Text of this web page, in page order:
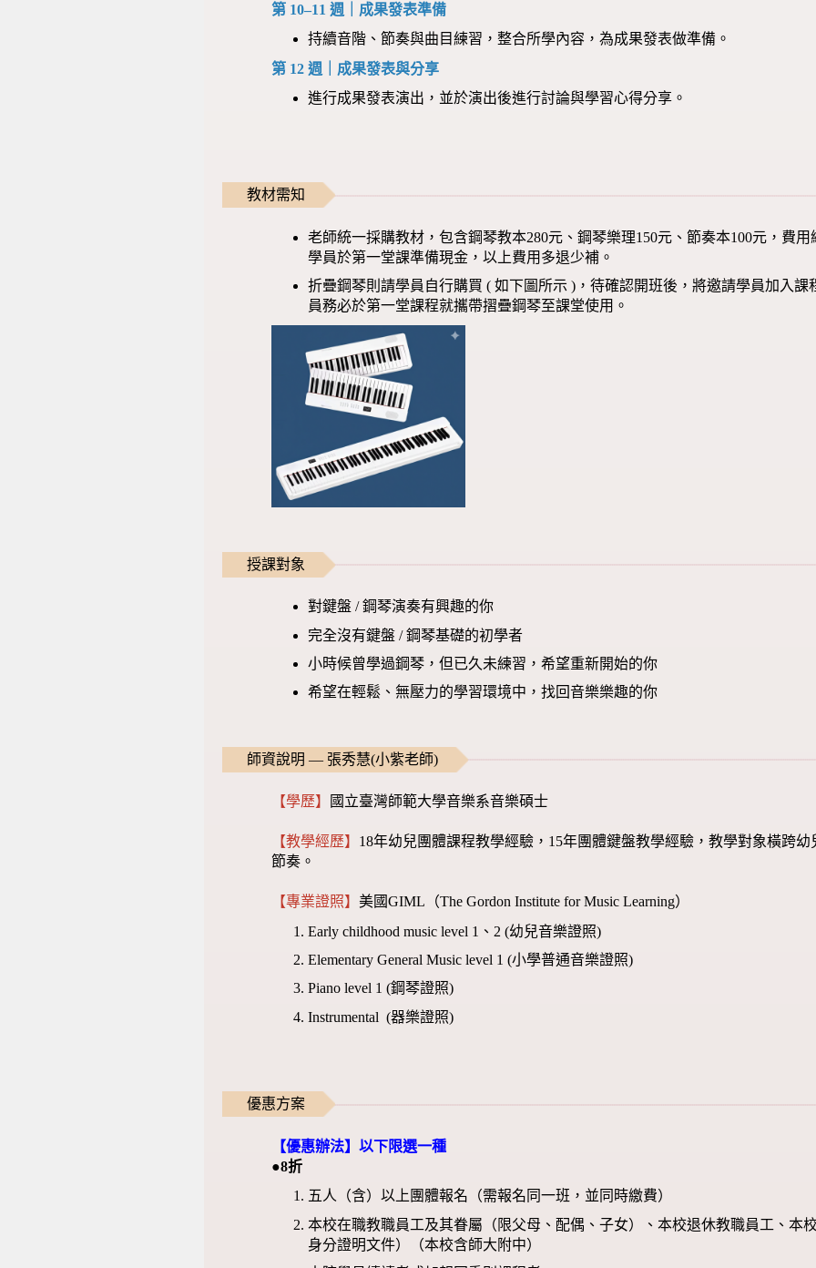
第 10–11 週｜成果發表準備
持續音階、節奏與曲目練習，整合所學內容，為成果發表做準備。
第 12 週｜成果發表與分享
進行成果發表演出，並於演出後進行討論與學習心得分享。
教材需知
老師統一採購教材，包含鋼琴教本280元、鋼琴樂理150元、節奏本100元，費
學員於第一堂課準備現金，以上費用多退少補。
折疊鋼琴則請學員自行購買 ( 如下圖所示 )，待確認開班後，將邀請學員加入
員務必於第一堂課程就攜帶摺疊鋼琴至課堂使用。
授課對象
對鍵盤 / 鋼琴演奏有興趣的你
完全沒有鍵盤 / 鋼琴基礎的初學者
小時候曾學過鋼琴，但已久未練習，希望重新開始的你
希望在輕鬆、無壓力的學習環境中，找回音樂樂趣的你
師資說明 — 張秀慧(小紫老師)
【學歷】 國立臺灣師範大學音樂系音樂碩士
【教學經歷】 18年幼兒團體課程教學經驗，15年團體鍵盤教學經驗，教學對象橫跨
節奏。
【專業證照】美國GIML（The Gordon Institute for Music Learning）
Early childhood music level 1、2 (幼兒音樂證照)
Elementary General Music level 1 (小學普通音樂證照)
Piano level 1 (鋼琴證照)
Instrumental (器樂證照)
優惠方案
【優惠辦法】以下限選一種
●8折
五人（含）以上團體報名（需報名同一班，並同時繳費）
本校在職教職員工及其眷屬（限父母、配偶、子女）、本校退休教職員工、本
身分證明文件）（本校含師大附中）